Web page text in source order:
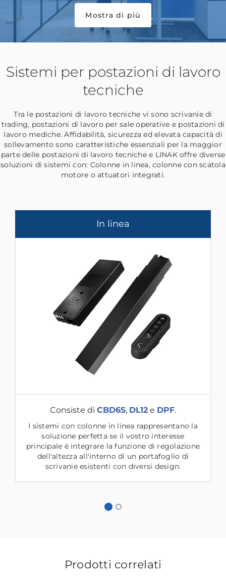
Mostra di più
Sistemi per postazioni di lavoro
tecniche
Tra le postazioni di lavoro tecniche vi sono scrivanie di
trading, postazioni di lavoro per sale operative e postazioni di
lavoro mediche. Affidabilità, sicurezza ed elevata capacità di
sollevamento sono caratteristiche essenziali per la maggior
parte delle postazioni di lavoro tecniche e LINAK offre diverse
soluzioni di sistemi con: Colonne in linea, colonne con scatola
motore o attuatori integrati.
In linea
Consiste di CBD6S, DL12 e DPF.
I sistemi con colonne in linea rappresentano la
soluzione perfetta se il vostro interesse
principale è integrare la funzione di regolazione
dell'altezza all'interno di un portafoglio di
scrivanie esistenti con diversi design.
Prodotti correlati